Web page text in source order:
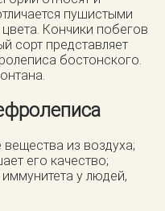
пушистыми
Кончики побегов
сорт представляет
бостонского.
из воздуха;
его качество;
у людей,